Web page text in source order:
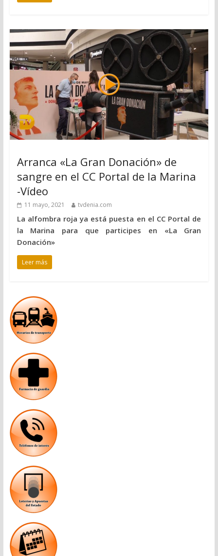
Arranca «La Gran Donación» de
sangre en el CC Portal de la Marina
-Vídeo
11 mayo, 2021 tvdenia.com
La alfombra roja ya está puesta en el CC Portal de
la Marina para que participes en «La Gran
Donación»
Leer más